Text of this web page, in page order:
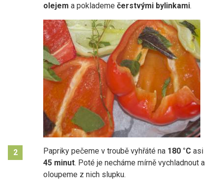
olejem a poklademe čerstvými bylinkami.
2 Papriky pečeme v troubě vyhřáté na 180 °C asi
45 minut. Poté je necháme mírně vychladnout a
oloupeme z nich slupku.